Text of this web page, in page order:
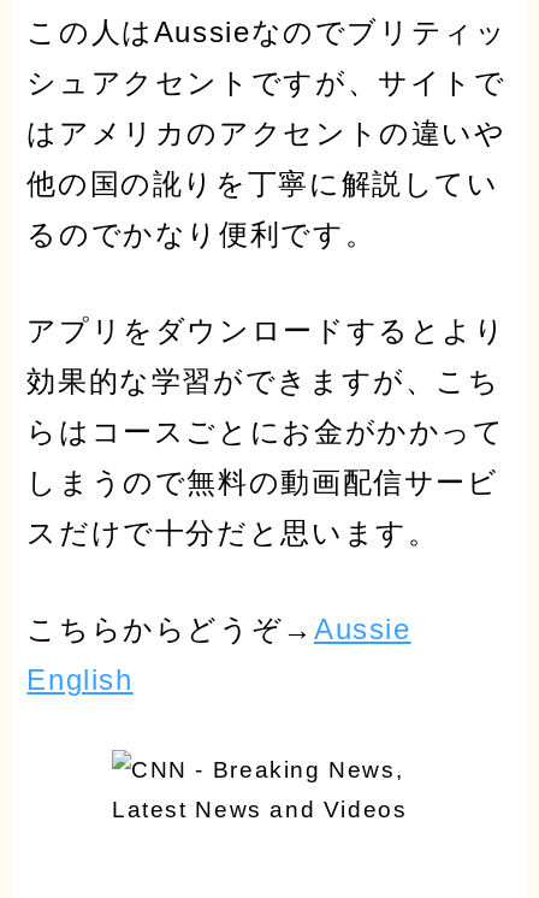
この人はAussieなのでブリティッ
シュアクセント ですが、サイトで
は アメリカのアクセントの違いや
他の国の訛り を丁寧に解説してい
るのでかなり便利です。
アプリをダウンロードするとより
効果的な学習ができますが、こち
らはコースごとにお金がかかって
しまうので無料の動画配信サービ
ス だけで十分だと思います。
こちらからどうぞ→ Aussie
English